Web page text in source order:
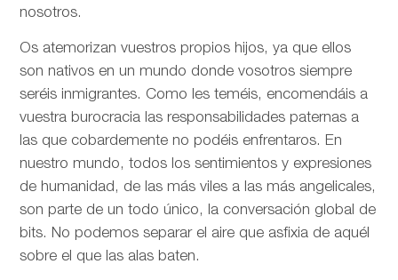
nosotros.
Os atemorizan vuestros propios hijos, ya que ellos
son nativos en un mundo donde vosotros siempre
seréis inmigrantes. Como les teméis, encomendáis a
vuestra burocracia las responsabilidades paternas a
las que cobardemente no podéis enfrentaros. En
nuestro mundo, todos los sentimientos y expresiones
de humanidad, de las más viles a las más angelicales,
son parte de un todo único, la conversación global de
bits. No podemos separar el aire que asfixia de aquél
sobre el que las alas baten.